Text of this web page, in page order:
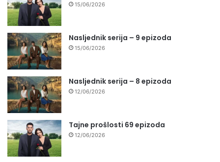
15/06/2026
Nasljednik serija – 9 epizoda
15/06/2026
Nasljednik serija – 8 epizoda
12/06/2026
Tajne prošlosti 69 epizoda
12/06/2026